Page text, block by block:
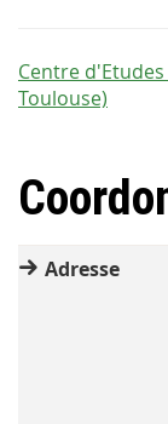
Centre
Toulouse)
Adresse